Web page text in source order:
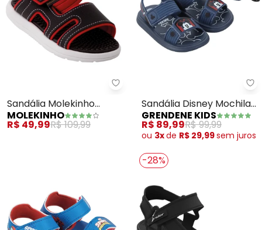
Molekinho - Sandália
Sandália Molekinho
(Vermelho) em Sintético
MOLEKINHO
R$ 49,99R$ 109,99
Sandália Disney Mochila
(Marinho)
GRENDENE KIDS
R$ 89,99R$ 99,99
ou 3xde R$ 29,99sem juros
-28%